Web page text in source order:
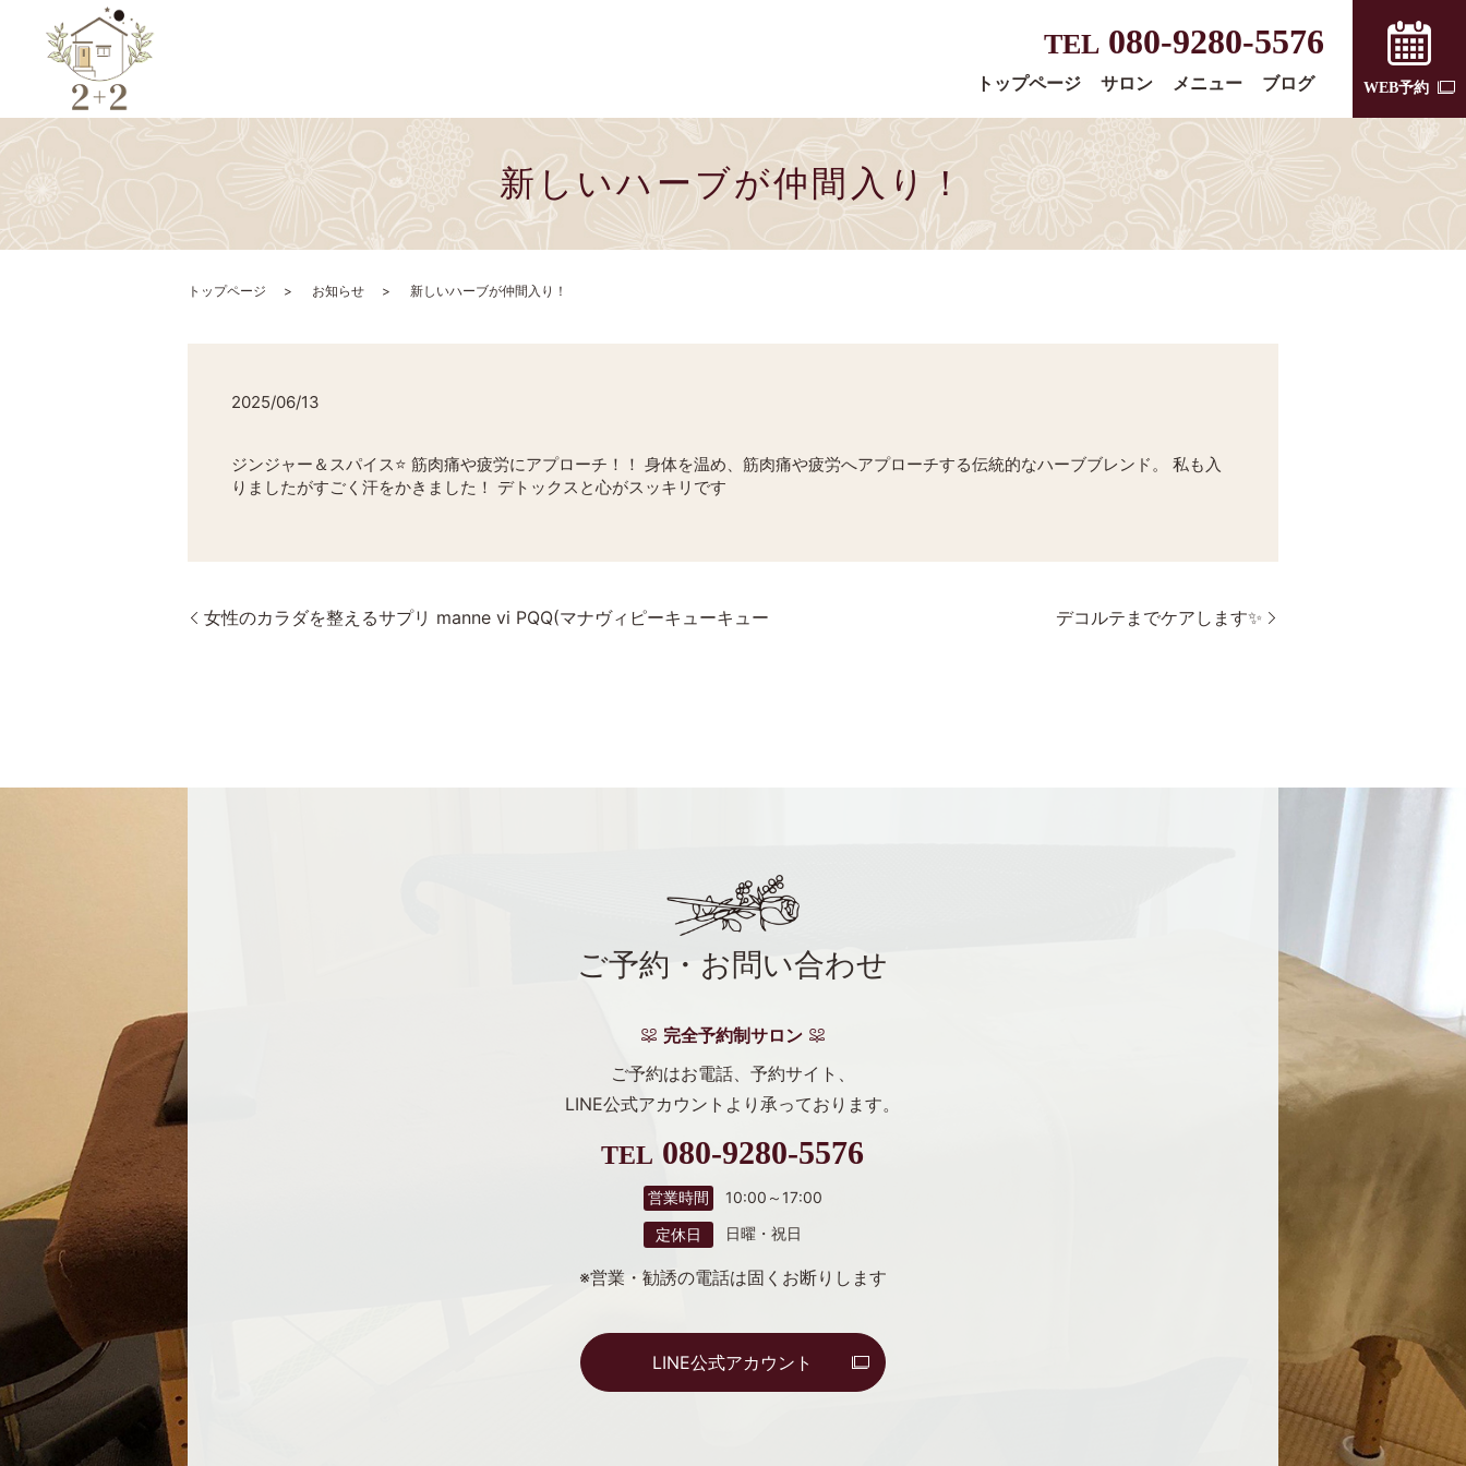
トップページ サロン メニュー ブログ
TEL 080-9280-5576
WEB予約
新しいハーブが仲間入り！
トップページ お知らせ 新しいハーブが仲間入り！
2025/06/13
ジンジャー＆スパイス⭐️ 筋肉痛や疲労にアプローチ！！ 身体を温め、筋肉痛や疲労へアプローチする伝統的なハーブブレンド。 私も入
りましたがすごく汗をかきました！ デトックスと心がスッキリです
女性のカラダを整えるサプリ manne vi PQQ(マナヴィピーキューキュー デコルテまでケアします✨
ご予約・お問い合わせ
完全予約制サロン
ご予約はお電話、予約サイト、
LINE公式アカウントより 承っております。
TEL 080-9280-5576
営業時間 10:00～17:00
定休日 日曜・祝日
※営業・勧誘の電話は固くお断りします
LINE公式アカウント